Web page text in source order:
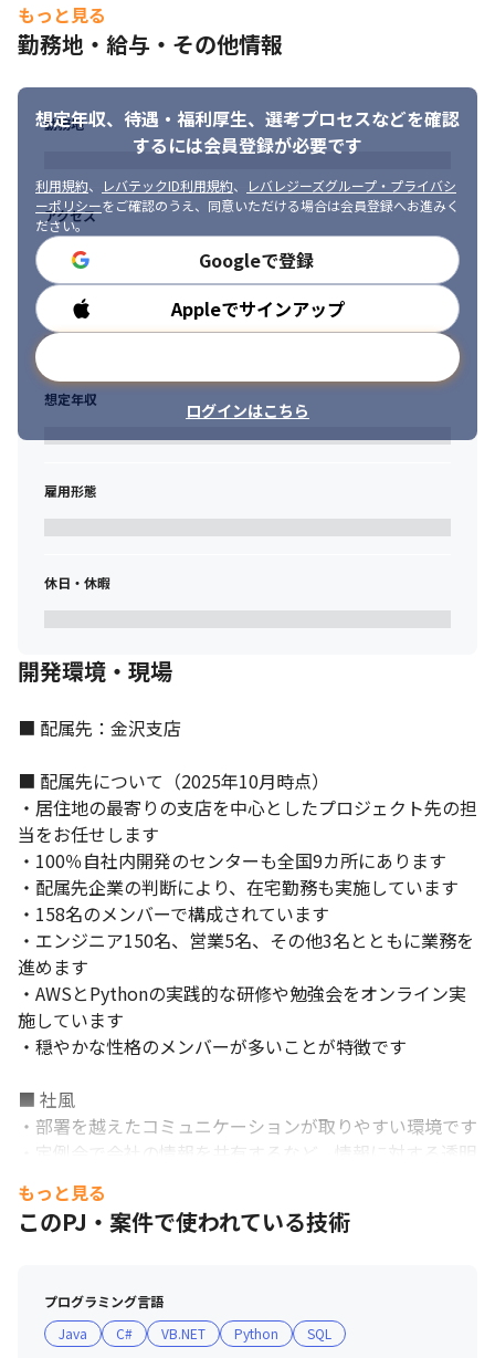
・希望に沿った業務を任せてもらえる環境があるため、興味のあ
る業務に携われます
・大手の取引先が多いため、規模の大きな案件に携われます
・専門性の高いメンバーと共に業務を行うことができます
（変更の範囲）会社の定める業務
SAP PartnerEdge Silver パートナーです。
一人ひとりのキャリアを大切にしています。
もっと見る
勤務地・給与・その他情報
想定年収、待遇・福利厚生、 選考プロセスなどを確認
するには会員登録が必要です
利用規約、 レバテックID利用規約、
レバレジーズグループ・プライバシ
ーポリシーをご確認のうえ、同意いただける場合は会員登録へお進みく
ださい。
Googleで登録
Appleでサインアップ
ログインはこちら
勤務地
アクセス
勤務時間
想定年収
雇用形態
休日・休暇
開発環境・現場
■ 配属先：金沢支店
■ 配属先について（2025年10月時点）
・居住地の最寄りの支店を中心としたプロジェクト先の担
当をお任せします
・100％自社内開発のセンターも全国9カ所にあります
・配属先企業の判断により、在宅勤務も実施しています
・158名のメンバーで構成されています
・エンジニア150名、営業5名、その他3名とともに業務を
進めます
・AWSとPythonの実践的な研修や勉強会をオンライン実
施しています
・穏やかな性格のメンバーが多いことが特徴です
■ 社風
・部署を越えたコミュニケーションが取りやすい環境です
・定例会で会社の情報を共有するなど、情報に対する透明
性が高い職場です
■ サポート制度
合することを目指し、CDA制度を導入しています
・技術社員が会社の事業計画を深く理解しながら、一人ひ
もっと見る
このPJ・案件で使われている技術
プログラミング言語
Java
C# VB.NET Python SQL